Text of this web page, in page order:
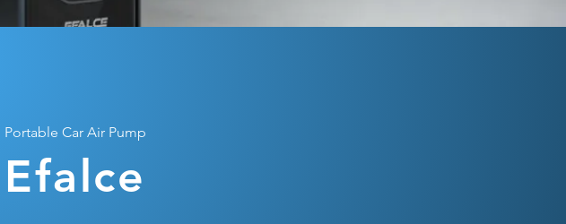
Portable Car Air Pump
Efalce